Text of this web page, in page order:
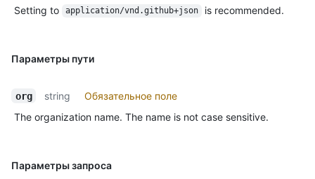
Setting to
application/vnd.github+json is recommended.
Параметры пути
org string
Обязательное поле
The organization name. The name is not case sensitive.
Параметры запроса